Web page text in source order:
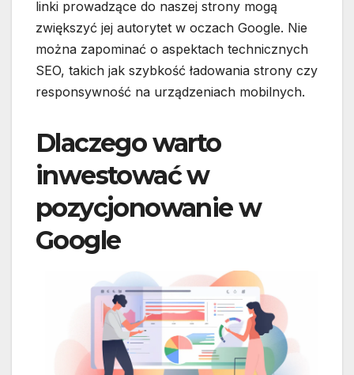
linki prowadzące do naszej strony mogą
zwiększyć jej autorytet w oczach Google. Nie
można zapominać o aspektach technicznych
SEO, takich jak szybkość ładowania strony czy
responsywność na urządzeniach mobilnych.
Dlaczego warto
inwestować w
pozycjonowanie w
Google